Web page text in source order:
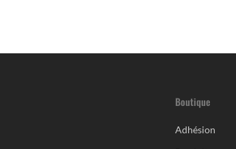
Boutique
Adhésion